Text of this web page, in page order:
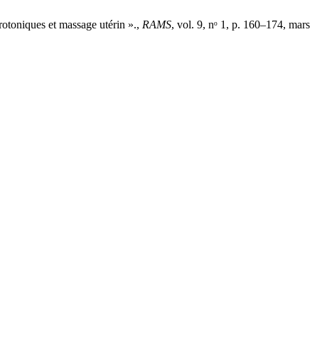
et massage utérin »., RAMS, vol. 9, nᵒ 1, p. 160–174, mars